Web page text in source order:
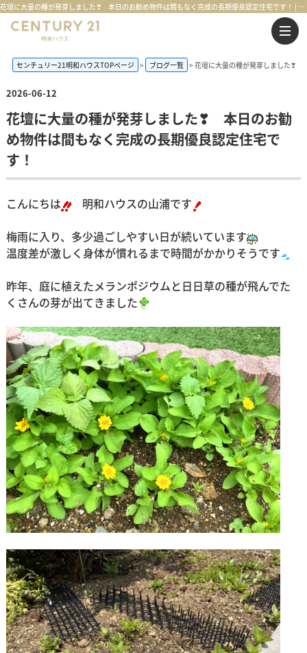
花壇に大量の種が発芽しました❣ 本日のお勧め物件は間もなく完成の長期優良認定住宅です！ | 鶴ヶ島市・坂戸市・東松山市・川越市の不動産購入・不動産売却のことならセンチュリー21明和ハウス
センチュリー21明和ハウスTOPページ ブログ一覧 花壇に大量の種が発芽しました❣
2026-06-12
花壇に大量の種が発芽しました❣ 本日のお勧
め物件は間もなく完成の長期優良認定住宅で
す！
こんにちは
明和ハウスの山浦です
梅雨に入り、多少過ごしやすい日が続いています
温度差が激しく身体が慣れるまで時間がかかりそうです
昨年、庭に植えたメランポジウムと日日草の種が飛んでた
くさんの芽が出てきました